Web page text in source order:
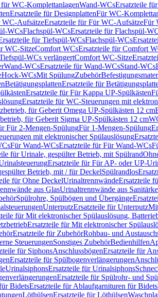
für WC-KomplettanlagenWand-WCsErsatzteile
Ersatzteile für DesignplattenFür WC-
WC-AufsätzeErsatzteile für Für WC-AufsätzeFür
WCsFlachspül-WCsErsatzteile für Flachspül-
für Tiefspül-WCsFlachspül-WCs
WC-SitzeComfort WCsErsatzteile für Comfort
WCs verlängertComfort WC-Sitze
Wand-WCsErsatzteile für Wand-WCsStand-WCs
Hock-WCsMit SpülungZubehör
BetätigungsplattenErsatzteile für
Ersatzteile für Für Kappa UP-Spülkästen
Ersatzteile für WC-Steuerungen mit
für Geberit Omega UP-Spülkästen 12 cm
für Geberit Sigma UP-Spülkästen 12 cm
Für 2-Mengen-SpülungFür 1-Mengen-Spülung
mit elektronischer Spülauslösung
Für Wand-WCsErsatzteile für Für Wand-WCs
für Urinale, gespülter Betrieb, mit Spülrand
Ersatzteile für Für AP- oder UP-
Betrieb, mit / für DeckelSpülrandlos
für Ohne DeckelUrinaltrennwändeErsatzteile
aus GlasUrinaltrennwände aus
Spülrohre, Spülbögen und Übergänge
UnterputzErsatzteile für Unterputz
für Mit elektronischer Spülauslösung,
Ersatzteile für Mit elektronischer
Ersatzteile für ZubehörRohbau- und
SteuerungenSonstiges ZubehörBedienhilfen
für SiphonsAnschlussbögenErsatzteile für
Ersatzteile für Spülbogenverlängerungen
UrinalsiphonsErsatzteile für Urinalsiphons
Ersatzteile für Spülrohr- und
BidetsErsatzteile für Ablaufgarnituren für Bidets
LöthülsenErsatzteile für Löthülsen